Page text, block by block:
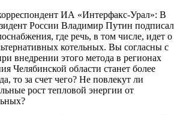
ИА «Интерфакс-Урал»: В
России Владимир Путин подписал
где речь, в том числе, идет о
котельных. Вы согласны с
внедрении этого метода в регионах
Челябинской области станет более
то за счет чего? Не повлекут ли
рост тепловой энергии от